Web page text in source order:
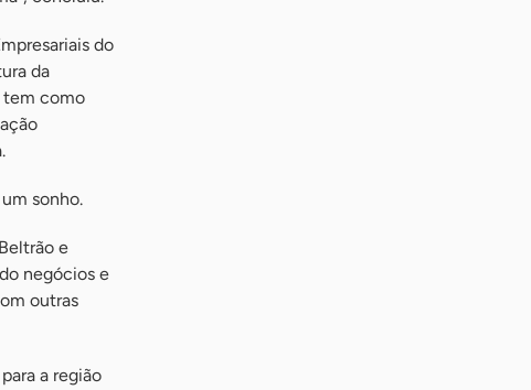
do
da
tem como
sonho.
e
negócios e
outras
a região